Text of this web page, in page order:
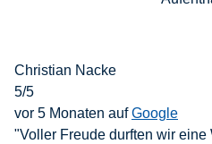
Christian Nacke
5/5
vor 5 Monaten aufGoogle
"Voller Freude durften wir